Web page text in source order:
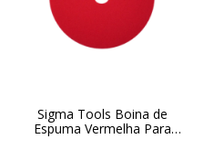
Sigma Tools Boina de
Espuma Vermelha Para